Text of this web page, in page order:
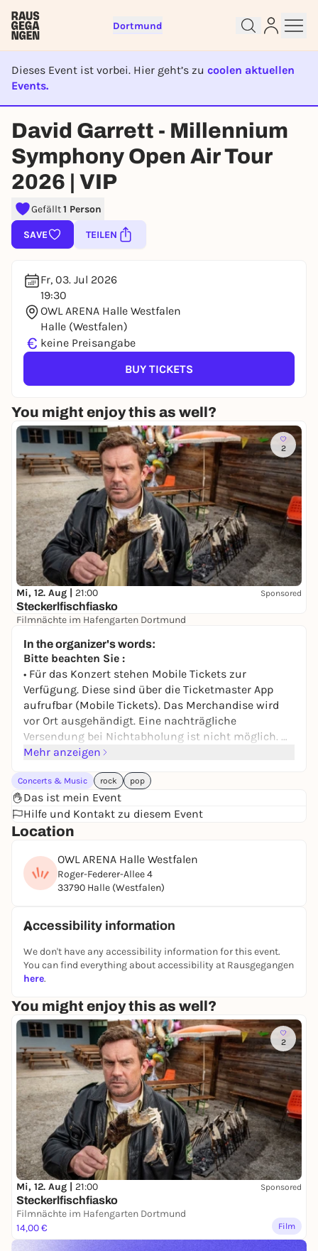
Dortmund
Dieses Event ist vorbei. Hier geht’s zu coolen aktuellen
Events.
EVENT IST BEENDET
David Garrett - Millennium
Symphony Open Air Tour
2026 | VIP
Gefällt1 Person
SAVE TEILEN
Fr, 03. Jul 2026
19:30
OWL ARENA Halle Westfalen
Halle (Westfalen)
€ keine Preisangabe
BUY TICKETS
You might enjoy this as well?
2
Mi, 12. Aug | 21:00 Sponsored
Steckerlfischfiasko
Filmnächte im Hafengarten Dortmund
In the organizer's words:
Bitte beachten Sie :
• Für das Konzert stehen Mobile Tickets zur
Verfügung. Diese sind über die Ticketmaster App
aufrufbar (Mobile Tickets). Das Merchandise wird
vor Ort ausgehändigt. Eine nachträgliche
Versendung bei Nichtabholung ist nicht möglich.
• Eine Weitergabe des Tickets (Tickettransfer) ist bis
ist ein Transfer nicht mehr möglich.
• Informationen zum Ablauf werden Ihnen ca. 2 Tage
vor Event an die im Kundenaccount hinterlegte E-
Mail zugeschickt. Sollten Sie ab diesem Zeitpunkt
an unseren VIP-Kundenservice. Einige VIP Packages
starten bereits vor offiziellem Einlass. Planen Sie
daher ausreichend Zeit am frühen Nachmittag für
• VIP Veranstalter: Live Nation GmbH
vip@ticketmaster.de
Mehr anzeigen
Concerts & Music rock pop
Das ist mein Event
Hilfe und Kontakt zu diesem Event
Location
OWL ARENA Halle Westfalen
Roger-Federer-Allee 4
33790 Halle (Westfalen)
Accessibility information
We don't have any accessibility information for this event.
You can find everything about accessibility at Rausgegangen
here.
You might enjoy this as well?
2
Mi, 12. Aug | 21:00 Sponsored
Steckerlfischfiasko
Filmnächte im Hafengarten Dortmund
14,00 €
Film
right away
To like events, follow pages, or participate in
lotteries, you need a free Rausgegangen account.
REGISTER FOR FREE NOW
You already have an account?